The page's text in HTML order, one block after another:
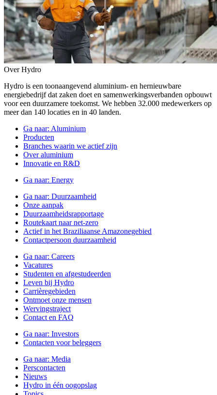
Over Hydro
Hydro is een toonaangevend aluminium- en hernieuwbare
energiebedrijf dat zaken doet en samenwerkingsverbanden opbouwt
voor een duurzamere toekomst. We hebben 32.000 medewerkers op
meer dan 140 locaties en in 40 landen.
Ga naar: Aluminium
Producten
Branches waarin we actief zijn
Over aluminium
Innovatie en R&D
Ga naar: Energy
Ga naar: Duurzaamheid
Onze aanpak
Duurzaamheidsrapportage
Routekaart naar net-zero
Actief in het Braziliaanse Amazonegebied
Contactpersoon duurzaamheid
Ga naar: Careers
Vacatures
Studenten en afgestudeerden
Leven bij Hydro
Carrièregebieden
Ontmoet onze mensen
Wervingstraject
Contact en FAQ
Ga naar: Investors
Contacten voor beleggers
Ga naar: Media
Perscontacten
Nieuws
Hydro in één oogopslag